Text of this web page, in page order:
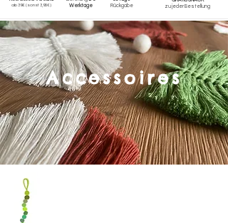
zu jeder Bestellung
ab 39€(sonst 3,95€)
Werktage
Rückgabe
Accessoires